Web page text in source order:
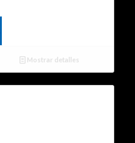
Mostrar detalles